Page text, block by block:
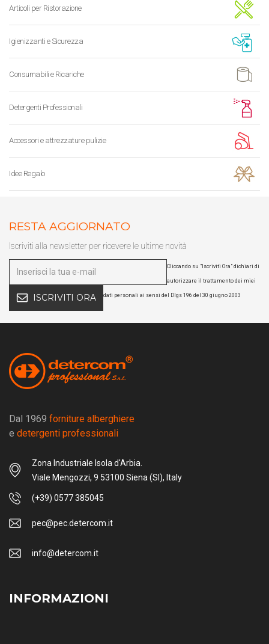
Articoli per Ristorazione
Igienizzanti e Sicurezza
Consumabili e Ricariche
Detergenti Professionali
Accessori e attrezzature pulizie
Idee Regalo
RESTA AGGIORNATO
Iscriviti alla newsletter per ricevere le ultime novità
ISCRIVITI ORA
Cliccando su "Iscriviti Ora" dichiari di
autorizzare il trattamento dei miei
dati personali ai sensi del Dlgs 196 del 30 giugno 2003
Dal 1969 forniture alberghiere
e detergenti professionali
Zona Industriale Isola d'Arbia.
Viale Mengozzi, 9 53100 Siena (SI), Italy
(+39) 0577 385045
pec@pec.detercom.it
info@detercom.it
INFORMAZIONI